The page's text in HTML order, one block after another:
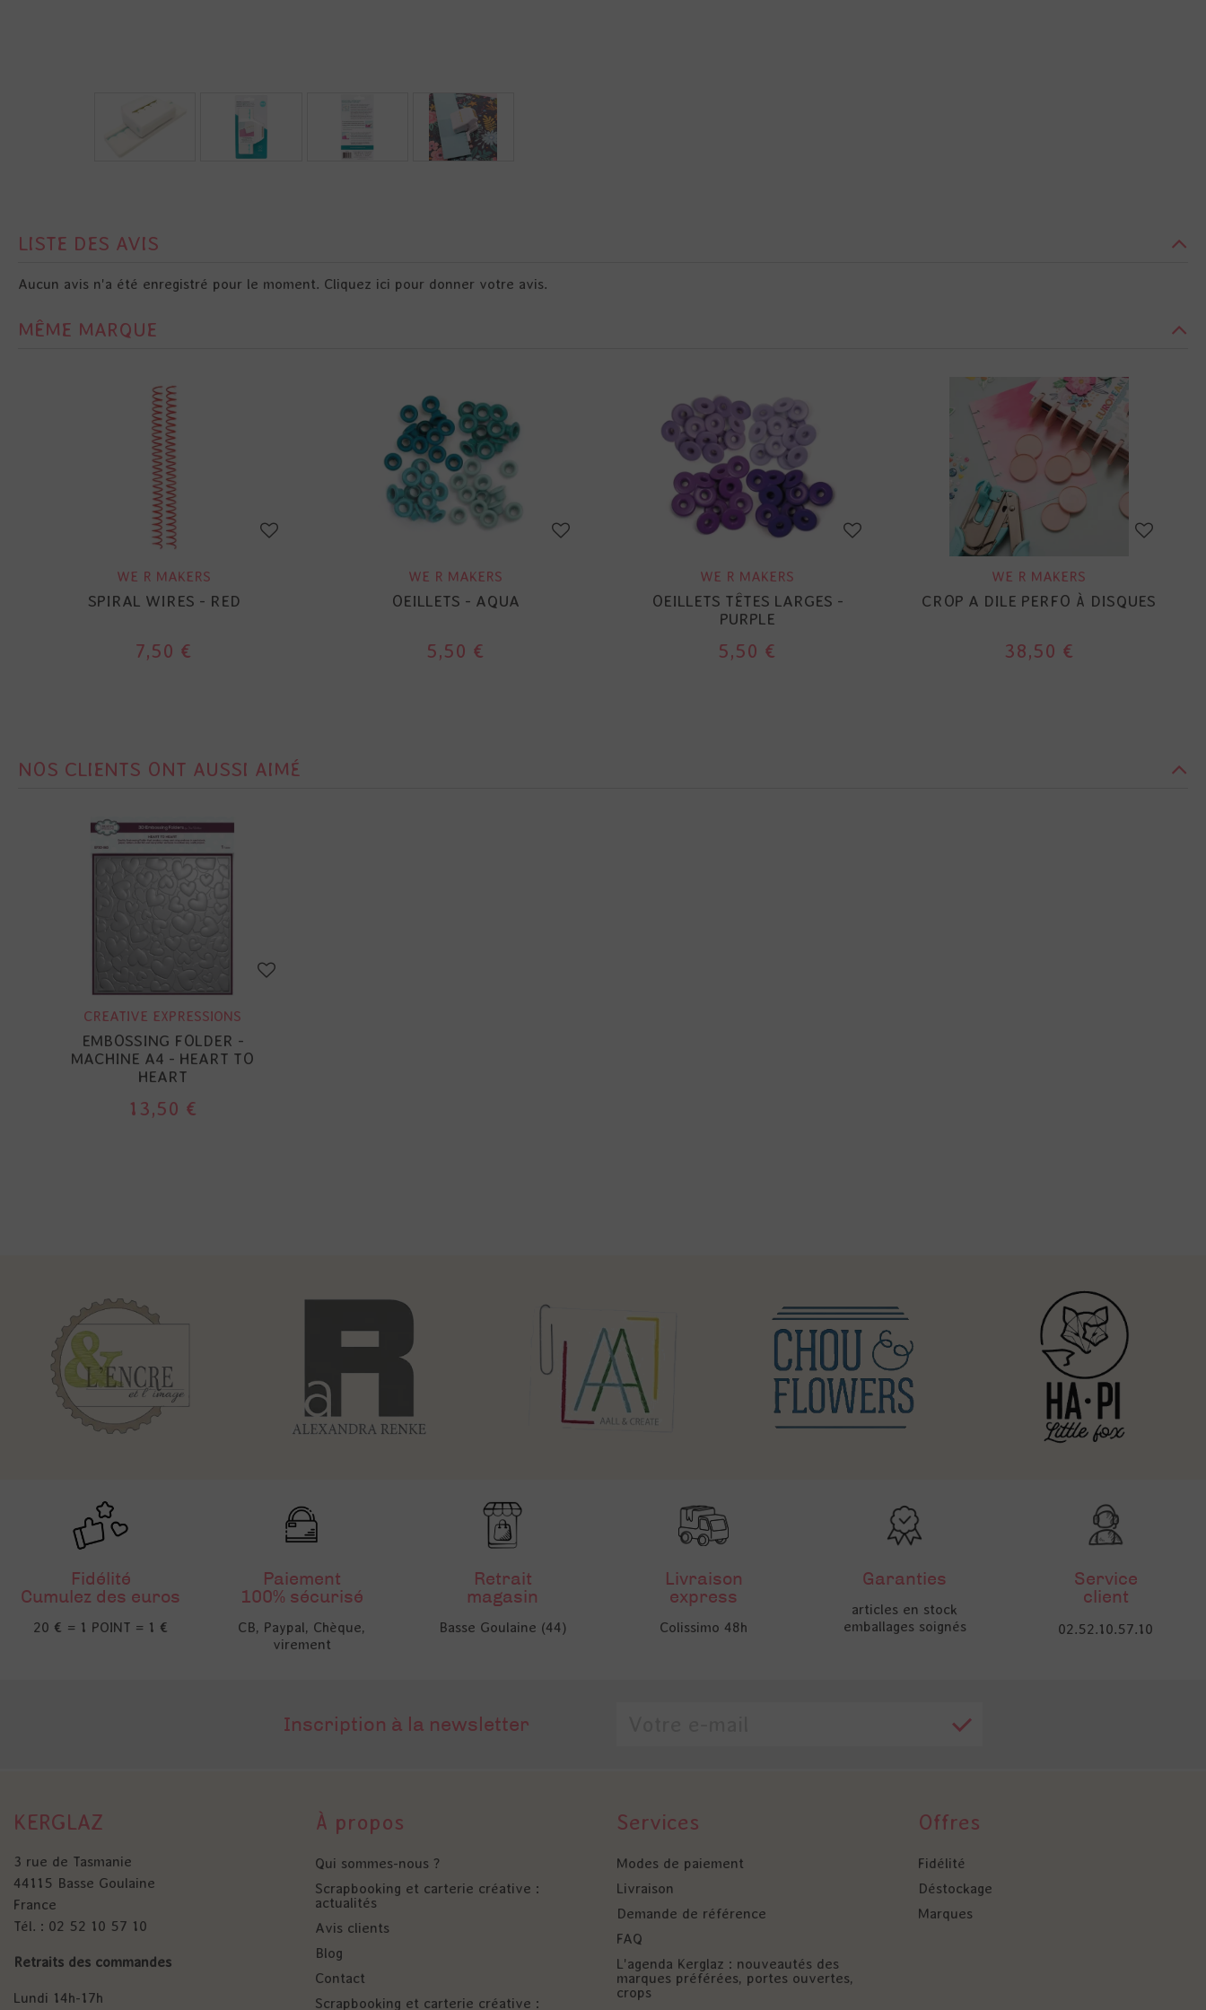
LISTE DES AVIS
Aucun avis n'a été enregistré pour le moment. Cliquez ici pour donner votre avis.
MÊME MARQUE
WE R MAKERS
SPIRAL WIRES - RED
7,50 €
WE R MAKERS
OEILLETS - AQUA
5,50 €
WE R MAKERS
OEILLETS TÊTES LARGES -
PURPLE
5,50 €
WE R MAKERS
CROP A DILE PERFO À DISQUES
38,50 €
NOS CLIENTS ONT AUSSI AIMÉ
CREATIVE EXPRESSIONS
EMBOSSING FOLDER -
MACHINE A4 - HEART TO
HEART
13,50 €
Fidélité
Cumulez des euros
20 € = 1 POINT = 1 €
Paiement
100% sécurisé
CB, Paypal, Chèque,
virement
Retrait
magasin
Basse Goulaine (44)
Livraison
express
Colissimo 48h
Garanties
articles en stock
emballages soignés
Service
client
02.52.10.57.10
Inscription à la newsletter
KERGLAZ
3 rue de Tasmanie
44115 Basse Goulaine
France
Tél. : 02 52 10 57 10
Retraits des commandes
Lundi 14h-17h
À propos
Qui sommes-nous ?
Scrapbooking et carterie créative :
actualités
Avis clients
Blog
Contact
Scrapbooking et carterie créative :
Services
Modes de paiement
Livraison
Demande de référence
FAQ
L'agenda Kerglaz : nouveautés des
marques préférées, portes ouvertes,
crops
Offres
Fidélité
Déstockage
Marques